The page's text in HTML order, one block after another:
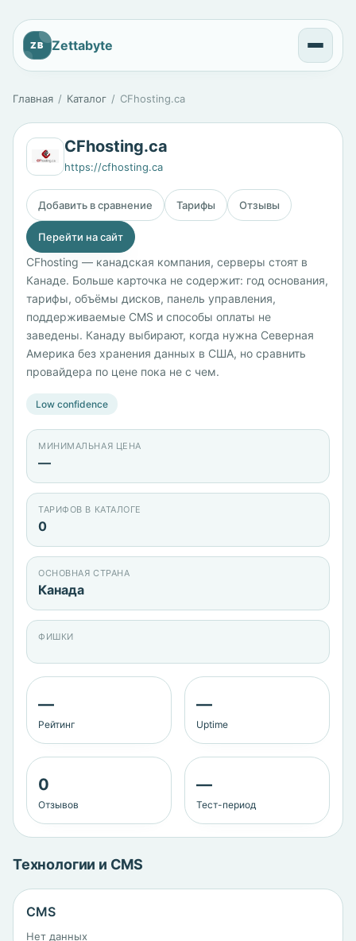
ZB Zettabyte
Главная Каталог CFhosting.ca
CFhosting.ca
https://cfhosting.ca
Добавить в сравнение Тарифы Отзывы
Перейти на сайт
CFhosting — канадская компания, серверы стоят в
Канаде. Больше карточка не содержит: год основания,
тарифы, объёмы дисков, панель управления,
поддерживаемые CMS и способы оплаты не
заведены. Канаду выбирают, когда нужна Северная
Америка без хранения данных в США, но сравнить
провайдера по цене пока не с чем.
Low confidence
МИНИМАЛЬНАЯ ЦЕНА
—
ТАРИФОВ В КАТАЛОГЕ
0
ОСНОВНАЯ СТРАНА
Канада
ФИШКИ
—
Рейтинг
—
Uptime
0
Отзывов
—
Тест-период
Технологии и CMS
CMS
Нет данных